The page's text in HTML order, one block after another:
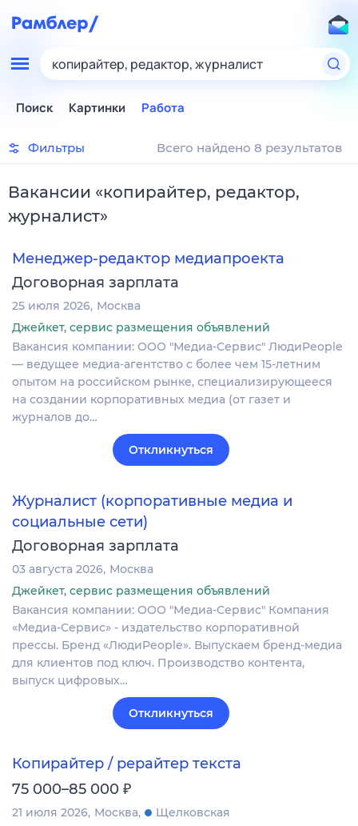
копирайтер, редактор, журналист
Поиск Картинки Работа
Фильтры Всего найдено 8 результатов
Вакансии «копирайтер, редактор,
журналист»
Менеджер-редактор медиапроекта
Договорная зарплата
25 июля 2026 Москва
Джейкет, сервис размещения объявлений
Вакансия компании: ООО "Медиа-Сервис" ЛюдиPeople
— ведущее медиа-агентство с более чем 15-летним
опытом на российском рынке, специализирующееся
на создании корпоративных медиа (от газет и
журналов до…
Откликнуться
Журналист (корпоративные медиа и
социальные сети)
Договорная зарплата
03 августа 2026 Москва
Джейкет, сервис размещения объявлений
Вакансия компании: ООО "Медиа-Сервис" Компания
«Медиа-Сервис» - издательство корпоративной
прессы. Бренд «ЛюдиPeople». Выпускаем бренд-медиа
для клиентов под ключ. Производство контента,
выпуск цифровых…
Откликнуться
Копирайтер / рерайтер текста
75 000–85 000 ₽
21 июля 2026 Москва
Щелковская